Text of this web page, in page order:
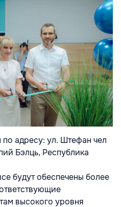
адресу: ул. Штефан чел
Бэлць, Республика
будут обеспечены более
высокого уровня